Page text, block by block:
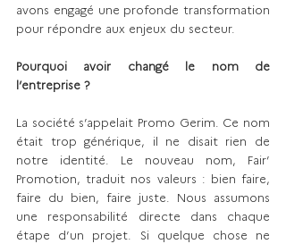
avons engagé une profonde transformation
pour répondre aux enjeux du secteur.
Pourquoi avoir changé le nom de
l’entreprise ?
La société s’appelait Promo Gerim. Ce nom
était trop générique, il ne disait rien de
notre identité. Le nouveau nom, Fair’
Promotion, traduit nos valeurs : bien faire,
faire du bien, faire juste. Nous assumons
une responsabilité directe dans chaque
étape d’un projet. Si quelque chose ne